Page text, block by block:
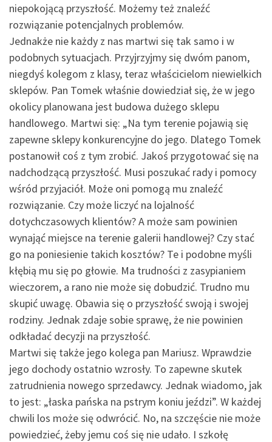
niepokojącą przyszłość. Możemy też znaleźć
rozwiązanie potencjalnych problemów.
Jednakże nie każdy z nas martwi się tak samo i w
podobnych sytuacjach. Przyjrzyjmy się dwóm panom,
niegdyś kolegom z klasy, teraz właścicielom niewielkich
sklepów. Pan Tomek właśnie dowiedział się, że w jego
okolicy planowana jest budowa dużego sklepu
handlowego. Martwi się: „Na tym terenie pojawią się
zapewne sklepy konkurencyjne do jego. Dlatego Tomek
postanowił coś z tym zrobić. Jakoś przygotować się na
nadchodzącą przyszłość. Musi poszukać rady i pomocy
wśród przyjaciół. Może oni pomogą mu znaleźć
rozwiązanie. Czy może liczyć na lojalność
dotychczasowych klientów? A może sam powinien
wynająć miejsce na terenie galerii handlowej? Czy stać
go na poniesienie takich kosztów? Te i podobne myśli
kłębią mu się po głowie. Ma trudności z zasypianiem
wieczorem, a rano nie może się dobudzić. Trudno mu
skupić uwagę. Obawia się o przyszłość swoją i swojej
rodziny. Jednak zdaje sobie sprawę, że nie powinien
odkładać decyzji na przyszłość.
Martwi się także jego kolega pan Mariusz. Wprawdzie
jego dochody ostatnio wzrosły. To zapewne skutek
zatrudnienia nowego sprzedawcy. Jednak wiadomo, jak
to jest: „łaska pańska na pstrym koniu jeździ”. W każdej
chwili los może się odwrócić. No, na szczęście nie może
powiedzieć, żeby jemu coś się nie udało. I szkołę